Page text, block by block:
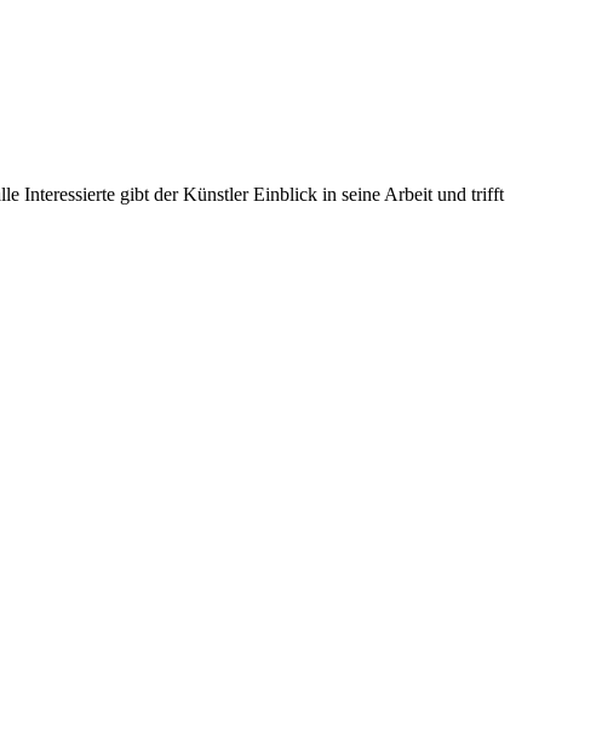
Interessierte gibt der Künstler Einblick in seine Arbeit und trifft